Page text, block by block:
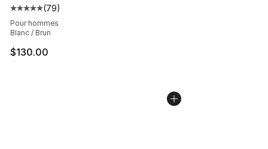
Cote moyenne du client - [5 sur 5 étoiles], 79
(79)
Pour hommes
Blanc / Brun
$130.00